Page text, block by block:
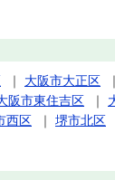
｜ 大阪市大正区
阪市東住吉区 ｜
西区 ｜ 堺市北区